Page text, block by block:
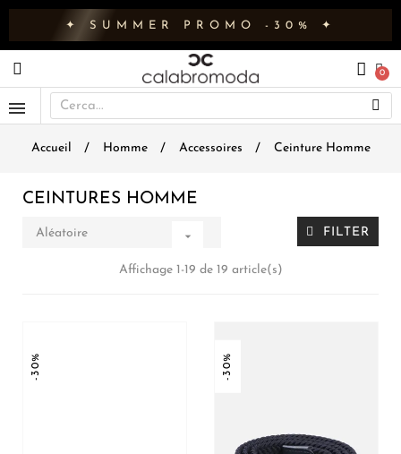
✦ SUMMER PROMO -30% ✦
Accueil Homme Accessoires Ceinture Homme
CEINTURES HOMME
Aléatoire  FILTER
Affichage 1-19 de 19 article(s)
-30% -30%